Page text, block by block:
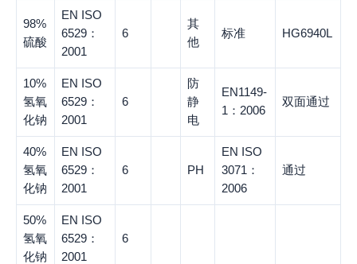
98%
硫酸
EN ISO
6529：
2001
6
其
他
标准 HG6940L
10%
氢氧
化钠
EN ISO
6529：
2001
6
防
静
电
EN1149-
1：2006
双面通过
40%
氢氧
化钠
EN ISO
6529：
2001
6 PH
EN ISO
3071：
2006
通过
50%
氢氧
化钠
EN ISO
6529：
2001
6